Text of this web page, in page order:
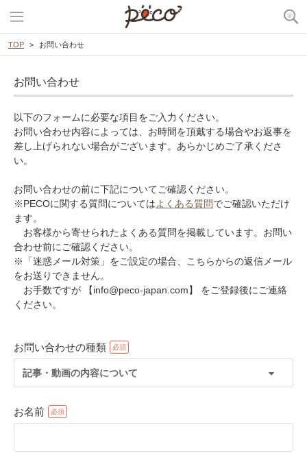
TOP お問い合わせ
お問い合わせ
以下のフォームに必要な項目をご入力ください。
お問い合わせ内容によっては、お時間を頂戴する場合やお返事を
差し上げられない場合がございます。あらかじめご了承くださ
い。
お問い合わせの前に下記についてご確認ください。
※PECOに関する質問についてはよくある質問でご確認いただけ
ます。
お客様から寄せられたよくある質問を掲載しています。お問い
合わせ前にご確認ください。
※「迷惑メール対策」をご設定の場合、こちらからの返信メール
をお送りできません。
お手数ですが 【info@peco-japan.com】 をご登録後にご連絡
ください。
お問い合わせの種類
記事・動画の内容について
お名前